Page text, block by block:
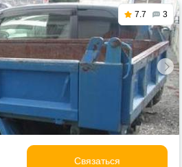
7.7 3
Связаться